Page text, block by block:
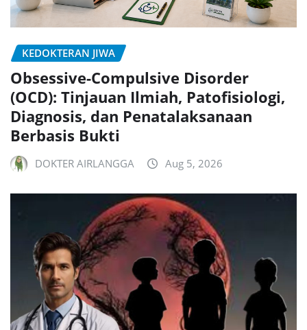
KEDOKTERAN JIWA
Obsessive-Compulsive Disorder
(OCD): Tinjauan Ilmiah, Patofisiologi,
Diagnosis, dan Penatalaksanaan
Berbasis Bukti
DOKTER AIRLANGGA Aug 5, 2026